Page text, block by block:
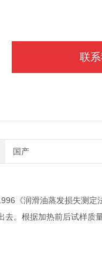
联
国产
《润滑油蒸发损失测定
。根据加热前后试样质